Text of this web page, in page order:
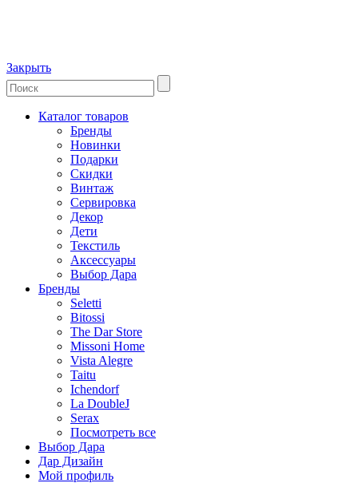
Закрыть
Каталог товаров
Бренды
Новинки
Подарки
Скидки
Винтаж
Сервировка
Декор
Дети
Текстиль
Аксессуары
Выбор Дара
Бренды
Seletti
Bitossi
The Dar Store
Missoni Home
Vista Alegre
Taitu
Ichendorf
La DoubleJ
Serax
Посмотреть все
Выбор Дара
Дар Дизайн
Мой профиль